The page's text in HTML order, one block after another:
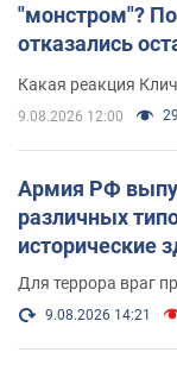
"монстром"?
отказались
Какая реакция
9.08.2026 12:00
Армия РФ
различных
исторические
и видео
Для террора враг
9.08.2026 14:21